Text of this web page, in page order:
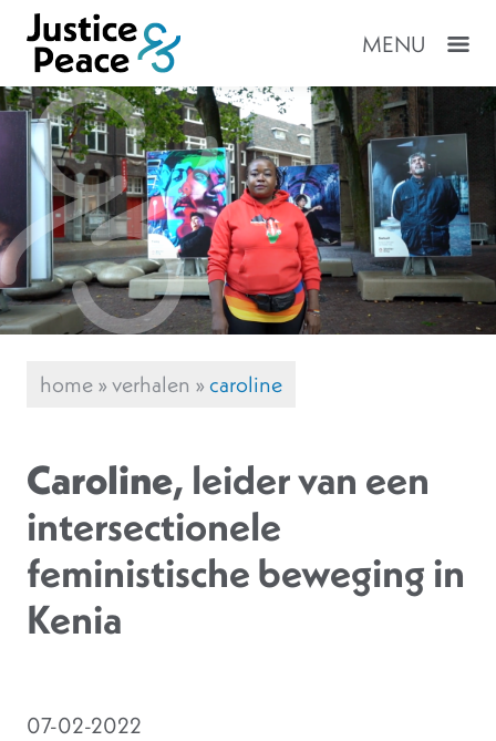
MENU
home»verhalen »caroline
Caroline, leider van een
intersectionele
feministische beweging in
Kenia
07-02-2022